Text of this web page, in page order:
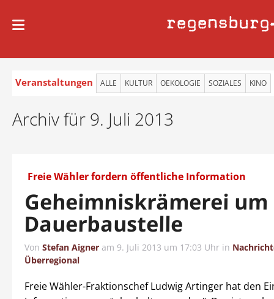
regensburg
Veranstaltungen ALLE KULTUR OEKOLOGIE SOZIALES KINO
Archiv für 9. Juli 2013
Freie Wähler fordern öffentliche Information
Geheimniskrämerei um
Dauerbaustelle
Von Stefan Aigner am 9. Juli 2013 um 17:03 Uhr in
Überregional
Freie Wähler-Fraktionschef Ludwig Artinger hat den